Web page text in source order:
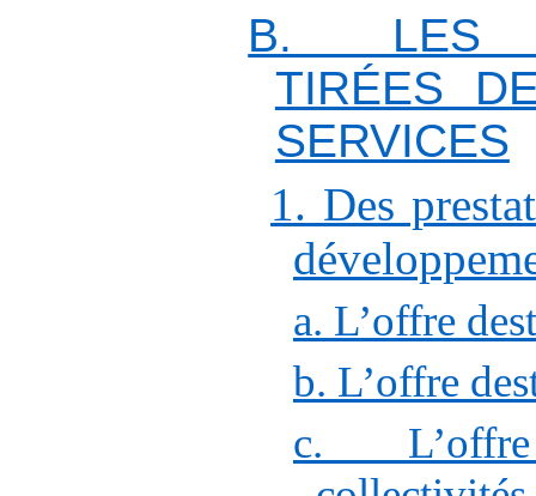
B. LES
TIRÉES
SERVICES
1. Des
a. L’offre
b. L’offre
c.